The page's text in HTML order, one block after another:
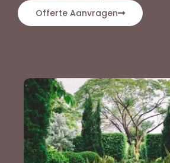
Offerte Aanvragen